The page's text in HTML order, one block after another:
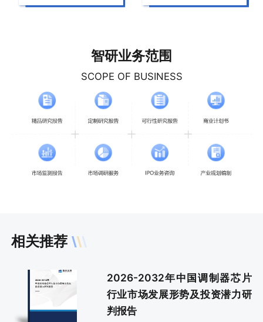
智研业务范围
SCOPE OF BUSINESS
相关推荐
2026-2032年中国调制器芯片
行业市场发展形势及投资潜力研
判报告